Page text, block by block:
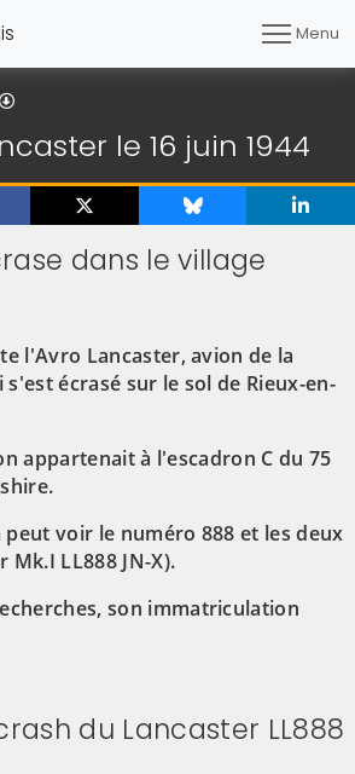
Menu
le 16 juin 1944
dans le village
l'Avro Lancaster, avion de la
s'est écrasé sur le sol de Rieux-en-
appartenait à l'escadron C du 75
voir le numéro 888 et les deux
Mk.I LL888 JN-X).
son immatriculation
du Lancaster LL888